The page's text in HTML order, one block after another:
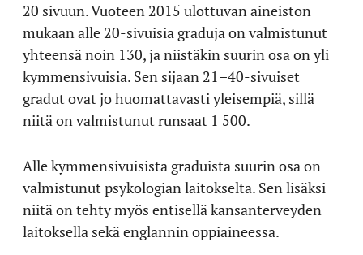
20 sivuun. Vuoteen 2015 ulottuvan aineiston
mukaan alle 20-sivuisia graduja on valmistunut
yhteensä noin 130, ja niistäkin suurin osa on yli
kymmensivuisia. Sen sijaan 21–40-sivuiset
gradut ovat jo huomattavasti yleisempiä, sillä
niitä on valmistunut runsaat 1 500.
Alle kymmensivuisista graduista suurin osa on
valmistunut psykologian laitokselta. Sen lisäksi
niitä on tehty myös entisellä kansanterveyden
laitoksella sekä englannin oppiaineessa.